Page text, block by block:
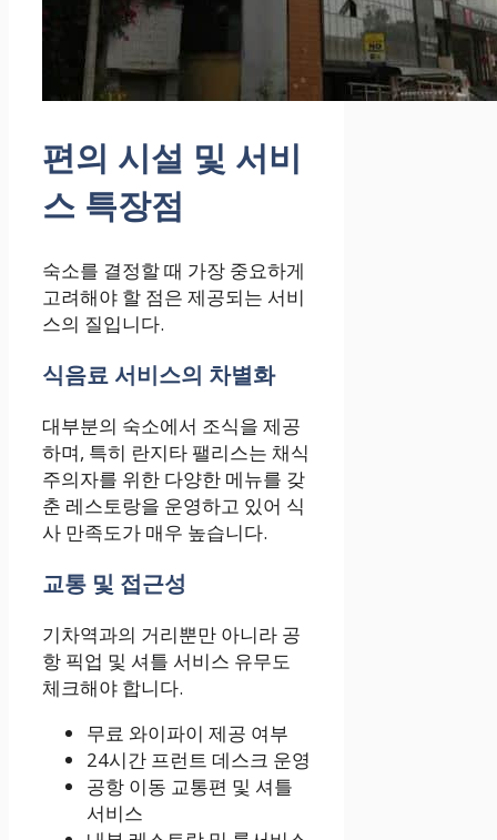
편의 시설 및 서비
스 특장점
숙소를 결정할 때 가장 중요하게
고려해야 할 점은 제공되는 서비
스의 질입니다.
식음료 서비스의 차별화
대부분의 숙소에서 조식을 제공
하며, 특히 란지타 팰리스는 채식
주의자를 위한 다양한 메뉴를 갖
춘 레스토랑을 운영하고 있어 식
사 만족도가 매우 높습니다.
교통 및 접근성
기차역과의 거리뿐만 아니라 공
항 픽업 및 셔틀 서비스 유무도
체크해야 합니다.
무료 와이파이 제공 여부
24시간 프런트 데스크 운영
공항 이동 교통편 및 셔틀
서비스